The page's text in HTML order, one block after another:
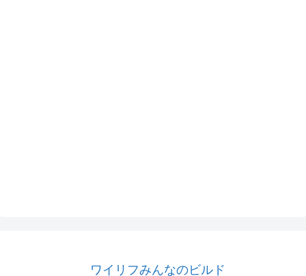
ワイリフみんなのビルド